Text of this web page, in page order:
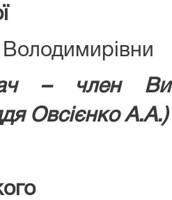
Володимирівни
– член
Овсієнко А.А.)